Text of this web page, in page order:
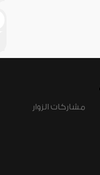
مشاركات الزوار